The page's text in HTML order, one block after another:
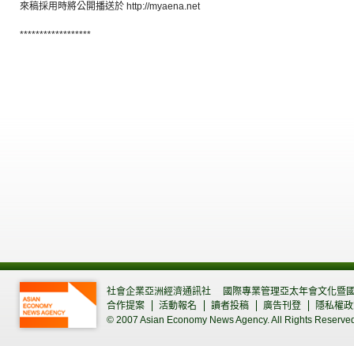
來稿採用時將公開播送於 http://myaena.net
******************
社會企業亞洲經濟通訊社
國際專業管理亞太年會文化暨
合作提案
活動報名 讀者投稿 廣告刊登
隱私權
© 2007 Asian Economy News Agency. All Rights